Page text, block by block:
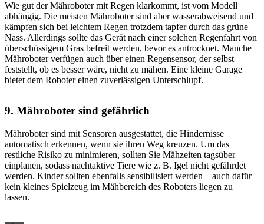
Wie gut der Mähroboter mit Regen klarkommt, ist vom Modell
abhängig. Die meisten Mähroboter sind aber wasserabweisend und
kämpfen sich bei leichtem Regen trotzdem tapfer durch das grüne
Nass. Allerdings sollte das Gerät nach einer solchen Regenfahrt von
überschüssigem Gras befreit werden, bevor es antrocknet. Manche
Mähroboter verfügen auch über einen Regensensor, der selbst
feststellt, ob es besser wäre, nicht zu mähen. Eine kleine Garage
bietet dem Roboter einen zuverlässigen Unterschlupf.
9. Mähroboter sind gefährlich
Mähroboter sind mit Sensoren ausgestattet, die Hindernisse
automatisch erkennen, wenn sie ihren Weg kreuzen. Um das
restliche Risiko zu minimieren, sollten Sie Mähzeiten tagsüber
einplanen, sodass nachtaktive Tiere wie z. B. Igel nicht gefährdet
werden. Kinder sollten ebenfalls sensibilisiert werden – auch dafür
kein kleines Spielzeug im Mähbereich des Roboters liegen zu
lassen.